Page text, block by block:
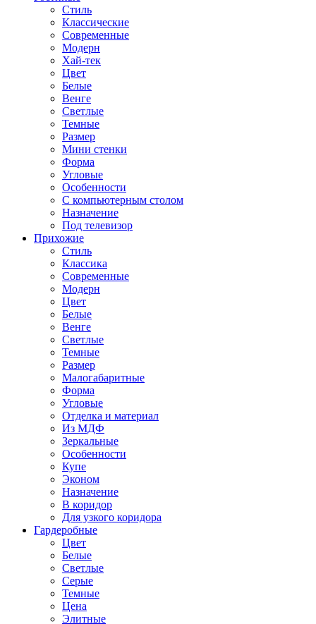
Стиль
Классические
Современные
Модерн
Хай-тек
Цвет
Белые
Венге
Светлые
Темные
Размер
Мини стенки
Форма
Угловые
Особенности
С компьютерным столом
Назначение
Под телевизор
Прихожие
Стиль
Классика
Современные
Модерн
Цвет
Белые
Венге
Светлые
Темные
Размер
Малогабаритные
Форма
Угловые
Отделка и материал
Из МДФ
Зеркальные
Особенности
Купе
Эконом
Назначение
В коридор
Для узкого коридора
Гардеробные
Цвет
Белые
Светлые
Серые
Темные
Цена
Элитные